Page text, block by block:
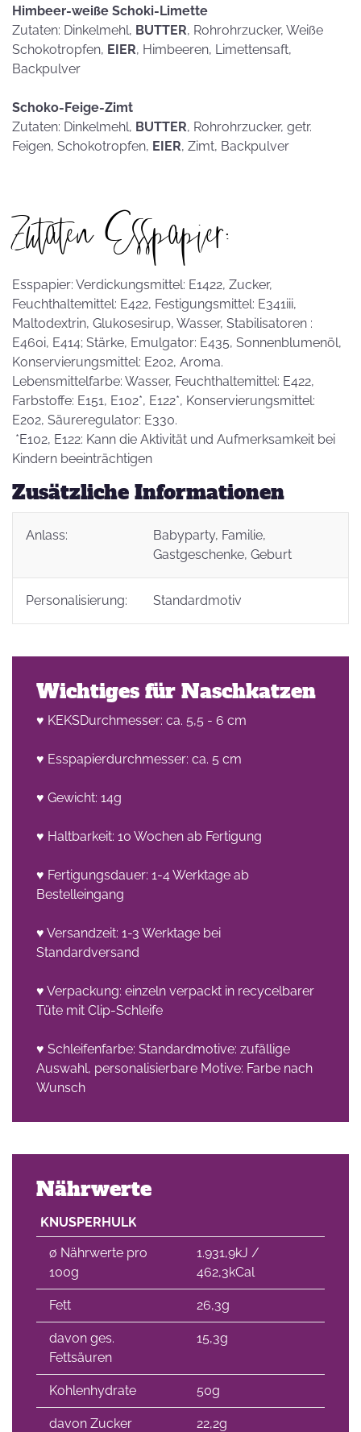
Himbeer-weiße Schoki-Limette
Zutaten: Dinkelmehl, BUTTER, Rohrohrzucker, Weiße
Schokotropfen, EIER, Himbeeren, Limettensaft,
Backpulver
Schoko-Feige-Zimt
Zutaten: Dinkelmehl, BUTTER, Rohrohrzucker, getr.
Feigen, Schokotropfen, EIER, Zimt, Backpulver
Zutaten Esspapier:
Esspapier: Verdickungsmittel: E1422, Zucker,
Feuchthaltemittel: E422, Festigungsmittel: E341iii,
Maltodextrin, Glukosesirup, Wasser, Stabilisatoren :
E460i, E414; Stärke, Emulgator: E435, Sonnenblumenöl,
Konservierungsmittel: E202, Aroma.
Lebensmittelfarbe: Wasser, Feuchthaltemittel: E422,
Farbstoffe: E151, E102*, E122*, Konservierungsmittel:
E202, Säureregulator: E330.
*E102, E122: Kann die Aktivität und Aufmerksamkeit bei
Kindern beeinträchtigen
Zusätzliche Informationen
Anlass: Babyparty, Familie,
Gastgeschenke, Geburt
Personalisierung: Standardmotiv
Wichtiges für Naschkatzen
♥ KEKSDurchmesser: ca. 5,5 - 6 cm
♥ Esspapierdurchmesser: ca. 5 cm
♥ Gewicht: 14g
♥ Haltbarkeit: 10 Wochen ab Fertigung
♥ Fertigungsdauer: 1-4 Werktage ab
Bestelleingang
♥ Versandzeit: 1-3 Werktage bei
Standardversand
♥ Verpackung: einzeln verpackt in recycelbarer
Tüte mit Clip-Schleife
♥ Schleifenfarbe: Standardmotive: zufällige
Auswahl, personalisierbare Motive: Farbe nach
Wunsch
Nährwerte
KNUSPERHULK
∅ Nährwerte pro
100g
1.931,9kJ /
462,3kCal
Fett 26,3g
davon ges.
Fettsäuren
15,3g
Kohlenhydrate 50g
davon Zucker 22,2g